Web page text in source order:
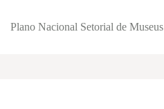
Plano Nacional Setorial de Museus